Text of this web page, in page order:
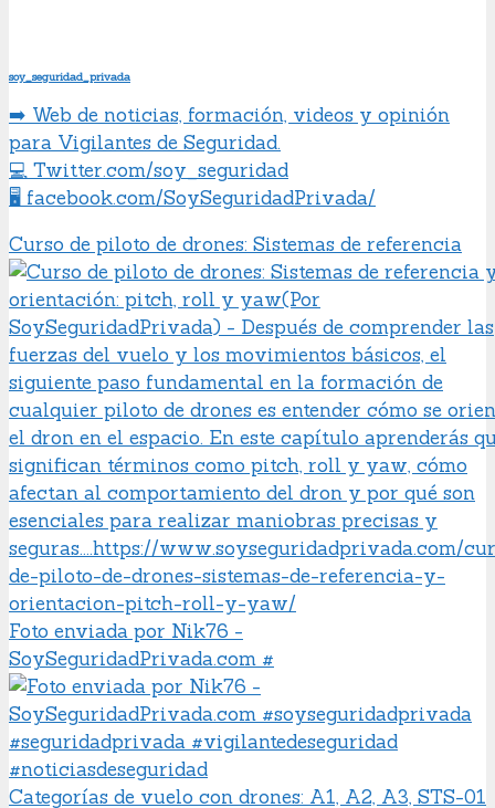
soy_seguridad_privada
➡️ Web de noticias, formación, videos y opinión
para Vigilantes de Seguridad.
💻 Twitter.com/soy_seguridad
🖥️ facebook.com/SoySeguridadPrivada/
Curso de piloto de drones: Sistemas de referencia
Foto enviada por Nik76 -
SoySeguridadPrivada.com #
Categorías de vuelo con drones: A1, A2, A3, STS-01